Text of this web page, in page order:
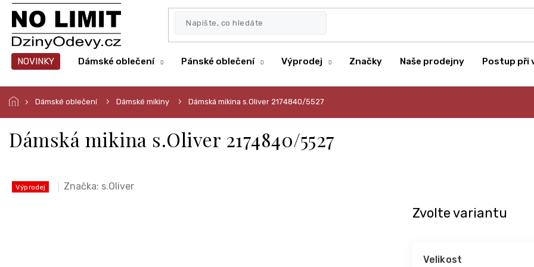
Přejít
obsah
NOVINKY Dámské oblečení Pánské oblečení Výprodej Značky Naše prodejny Postup při
Dámské oblečení Dámské mikiny Dámská mikina s.Oliver 2174840/5527
Dámská mikina s.Oliver 2174840/5527
Výprodej Značka: s.Oliver
Zvolte variantu
Velikost